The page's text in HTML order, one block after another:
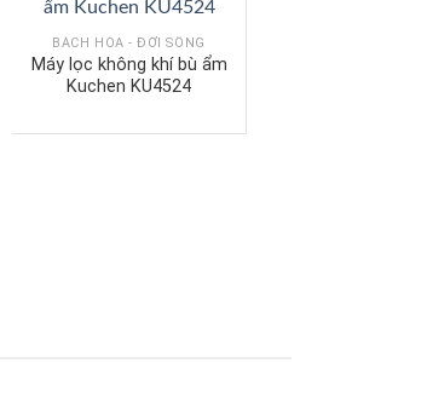
BÁCH HÓA - ĐỜI SỐNG
Máy lọc không khí bù ẩm
Kuchen KU4524